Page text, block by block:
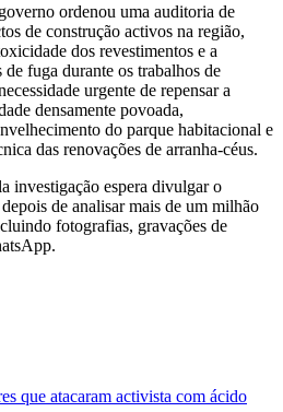
ordenou uma auditoria de
de construção activos na região,
dos revestimentos e a
fuga durante os trabalhos de
urgente de repensar a
densamente povoada,
do parque habitacional e
das renovações de arranha-céus.
investigação espera divulgar o
de analisar mais de um milhão
fotografias, gravações de
que atacaram activista com ácido